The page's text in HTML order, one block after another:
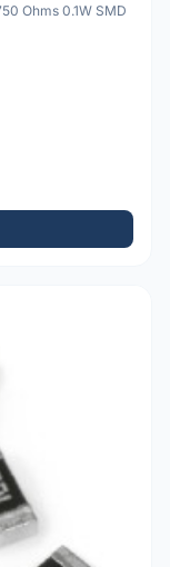
Ohms 0.1W SMD